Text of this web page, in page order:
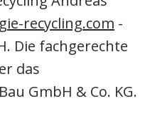
recycling.com -
Die fachgerechte
das
GmbH & Co. KG.